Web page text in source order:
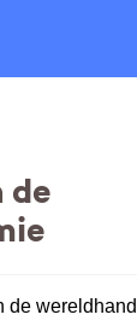
de
de